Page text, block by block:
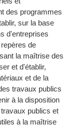
des programmes
sur la base
d'entreprises
de
la maîtrise des
et d'établir,
et de la
travaux publics
à la disposition
publics et
à la maîtrise